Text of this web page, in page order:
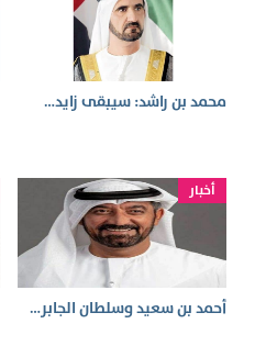
محمد بن راشد: سيبقى زايد…
أخبار
أحمد بن سعيد وسلطان الجابر…